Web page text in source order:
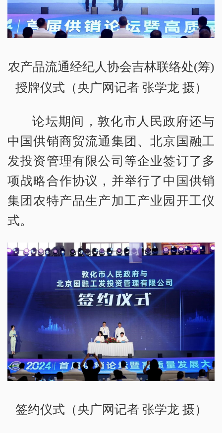
农产品流通经纪人协会吉林联络处(筹)
授牌仪式（央广网记者 张学龙 摄）
论坛期间，敦化市人民政府还与
中国供销商贸流通集团、北京国融工
发投资管理有限公司等企业签订了多
项战略合作协议，并举行了中国供销
集团农特产品生产加工产业园开工仪
式。
签约仪式（央广网记者 张学龙 摄）